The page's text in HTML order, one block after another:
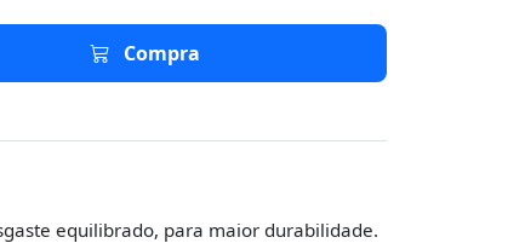
Compra
equilibrado, para maior durabilidade.